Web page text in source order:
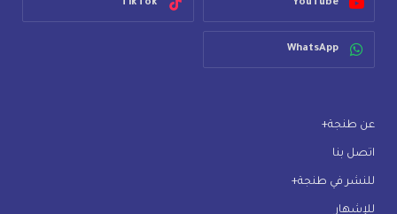
YouTube
TikTok
WhatsApp
عن طنجة+
اتصل بنا
للنشر في طنجة+
للإشهار